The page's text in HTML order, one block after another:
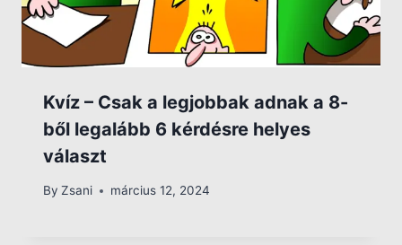
Kvíz – Csak a legjobbak adnak a 8-
ből legalább 6 kérdésre helyes
választ
By Zsani március 12, 2024